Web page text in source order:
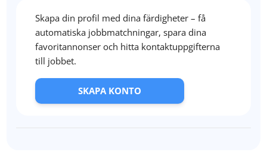
Skapa din profil med dina färdigheter – få
automatiska jobbmatchningar, spara dina
favoritannonser och hitta kontaktuppgifterna
till jobbet.
SKAPA KONTO